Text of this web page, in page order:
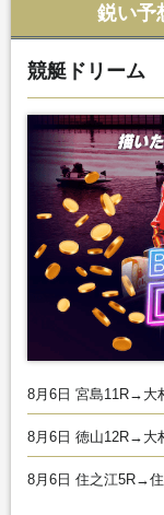
鋭い予
競艇ドリーム
8月6日 宮島11R→大
8月6日 徳山12R→大
8月6日 住之江5R→